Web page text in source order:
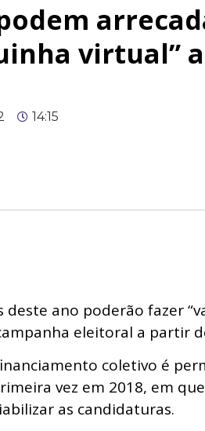
virtual”
14:15
ano poderão fazer
eleitoral a partir
coletivo é
vez em 2018, em
as candidaturas.